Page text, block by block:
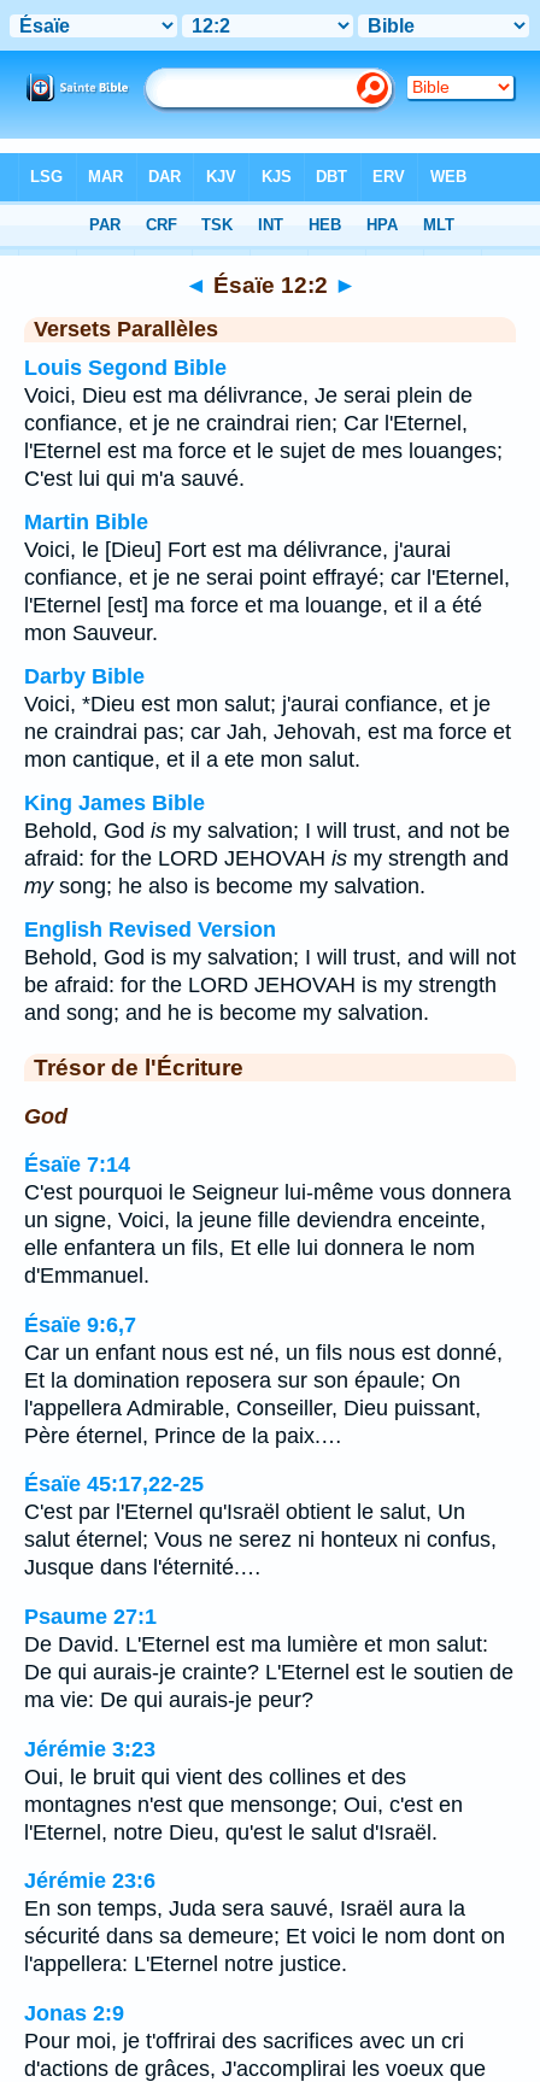
Chapitre 12> Verset 2
◄ Ésaïe 12:2 ►
Versets Parallèles
Louis Segond Bible
Voici, Dieu est ma délivrance, Je serai plein de
confiance, et je ne craindrai rien; Car l'Eternel,
l'Eternel est ma force et le sujet de mes louanges;
C'est lui qui m'a sauvé.
Martin Bible
Voici, le [Dieu] Fort est ma délivrance, j'aurai
confiance, et je ne serai point effrayé; car l'Eternel,
l'Eternel [est] ma force et ma louange, et il a été
mon Sauveur.
Darby Bible
Voici, *Dieu est mon salut; j'aurai confiance, et je
ne craindrai pas; car Jah, Jehovah, est ma force et
mon cantique, et il a ete mon salut.
King James Bible
Behold, God is my salvation; I will trust, and not be
afraid: for the LORD JEHOVAH is my strength and
mysong; he also is become my salvation.
English Revised Version
Behold, God is my salvation; I will trust, and will not
be afraid: for the LORD JEHOVAH is my strength
and song; and he is become my salvation.
Trésor de l'Écriture
God
Ésaïe 7:14
C'est pourquoi le Seigneur lui-même vous donnera
un signe, Voici, la jeune fille deviendra enceinte,
elle enfantera un fils, Et elle lui donnera le nom
d'Emmanuel.
Ésaïe 9:6,7
Car un enfant nous est né, un fils nous est donné,
Et la domination reposera sur son épaule; On
l'appellera Admirable, Conseiller, Dieu puissant,
Père éternel, Prince de la paix.…
Ésaïe 45:17,22-25
C'est par l'Eternel qu'Israël obtient le salut, Un
salut éternel; Vous ne serez ni honteux ni confus,
Jusque dans l'éternité.…
Psaume 27:1
De David. L'Eternel est ma lumière et mon salut:
De qui aurais-je crainte? L'Eternel est le soutien de
ma vie: De qui aurais-je peur?
Jérémie 3:23
Oui, le bruit qui vient des collines et des
montagnes n'est que mensonge; Oui, c'est en
l'Eternel, notre Dieu, qu'est le salut d'Israël.
Jérémie 23:6
En son temps, Juda sera sauvé, Israël aura la
sécurité dans sa demeure; Et voici le nom dont on
l'appellera: L'Eternel notre justice.
Jonas 2:9
Pour moi, je t'offrirai des sacrifices avec un cri
d'actions de grâces, J'accomplirai les voeux que